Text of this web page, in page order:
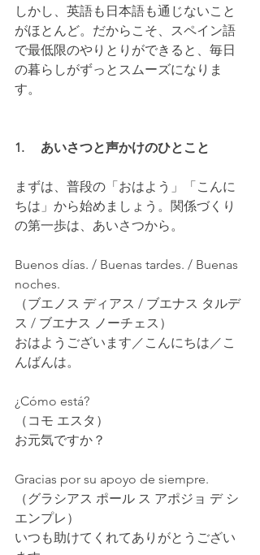
しかし、英語も日本語も通じないこと
がほとんど。だからこそ、スペイン語
で最低限のやりとりができると、毎日
の暮らしがずっとスムーズになりま
す。
1.     あいさつと声かけのひとこと
まずは、普段の「おはよう」「こんに
ちは」から始めましょう。関係づくり
の第一歩は、あいさつから。
Buenos días. / Buenas tardes. / Buenas
noches.
（ブエノス ディアス / ブエナス タルデ
ス / ブエナス ノーチェス）
おはようございます／こんにちは／こ
んばんは。
¿Cómo está?
（コモ エスタ）
お元気ですか？
Gracias por su apoyo de siempre.
（グラシアス ポール ス アポジョ デ シ
エンプレ）
いつも助けてくれてありがとうござい